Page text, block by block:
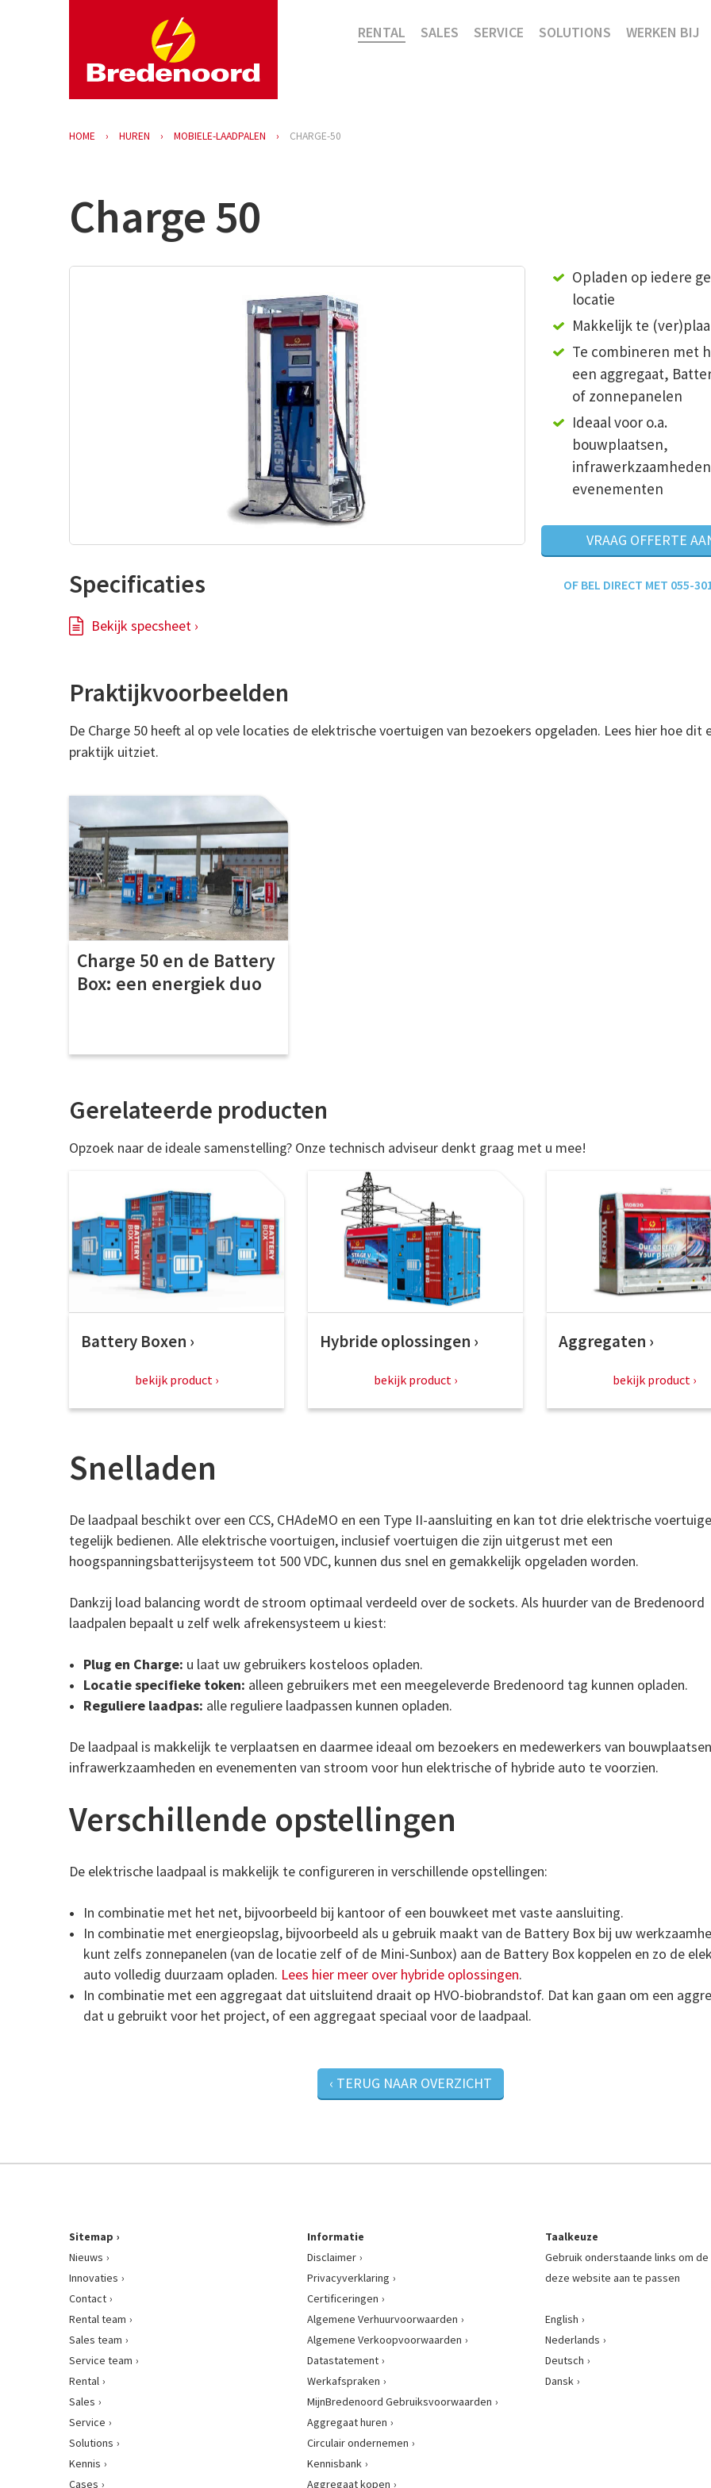
RENTAL SALES SERVICE SOLUTIONS WERKEN BIJ
HOME HUREN MOBIELE-LAADPALEN CHARGE-50
Charge 50
VRAAG OFFERTE
OF BEL DIRECT MET 055-
Opladen op iedere
locatie
Makkelijk te
Te combineren met
een aggregaat,
of zonnepanelen
Ideaal voor o.a.
bouwplaatsen,
evenementen
Specificaties
Bekijk specsheet ›
Praktijkvoorbeelden
De Charge 50 heeft al op vele locaties de elektrische voertuigen van bezoekers opgeladen. Lees hier hoe dit
praktijk uitziet.
Charge 50 en de Battery
Box: een energiek duo
Gerelateerde producten
Opzoek naar de ideale samenstelling? Onze technisch adviseur denkt graag met u mee!
Battery Boxen
bekijk product
Hybride oplossingen
bekijk product
Aggregaten
bekijk product
Snelladen
De laadpaal beschikt over een CCS, CHAdeMO en een Type II-aansluiting en kan tot drie elektrische
tegelijk bedienen. Alle elektrische voortuigen, inclusief voertuigen die zijn uitgerust met een
hoogspanningsbatterijsysteem tot 500 VDC, kunnen dus snel en gemakkelijk opgeladen worden.
Dankzij load balancing wordt de stroom optimaal verdeeld over de sockets. Als huurder van de Bredenoord
laadpalen bepaalt u zelf welk afrekensysteem u kiest:
Plug en Charge: u laat uw gebruikers kosteloos opladen.
Locatie specifieke token: alleen gebruikers met een meegeleverde Bredenoord tag kunnen opladen.
Reguliere laadpas: alle reguliere laadpassen kunnen opladen.
De laadpaal is makkelijk te verplaatsen en daarmee ideaal om bezoekers en medewerkers van
infrawerkzaamheden en evenementen van stroom voor hun elektrische of hybride auto te voorzien.
Verschillende opstellingen
De elektrische laadpaal is makkelijk te configureren in verschillende opstellingen:
In combinatie met het net, bijvoorbeeld bij kantoor of een bouwkeet met vaste aansluiting.
In combinatie met energieopslag, bijvoorbeeld als u gebruik maakt van de Battery Box bij uw
kunt zelfs zonnepanelen (van de locatie zelf of de Mini-Sunbox) aan de Battery Box koppelen en zo de
auto volledig duurzaam opladen. Lees hier meer over hybride oplossingen.
In combinatie met een aggregaat dat uitsluitend draait op HVO-biobrandstof. Dat kan gaan om een
dat u gebruikt voor het project, of een aggregaat speciaal voor de laadpaal.
‹ TERUG NAAR OVERZICHT
Sitemap
Nieuws
Innovaties
Contact
Rental team
Sales team
Service team
Rental
Sales
Service
Solutions
Kennis
Cases
Informatie
Disclaimer
Privacyverklaring
Certificeringen
Algemene Verhuurvoorwaarden
Algemene Verkoopvoorwaarden
Datastatement
Werkafspraken
MijnBredenoord Gebruiksvoorwaarden
Aggregaat huren
Circulair ondernemen
Kennisbank
Aggregaat kopen
Taalkeuze
Gebruik onderstaande links om de
deze website aan te passen
English
Nederlands
Deutsch
Dansk